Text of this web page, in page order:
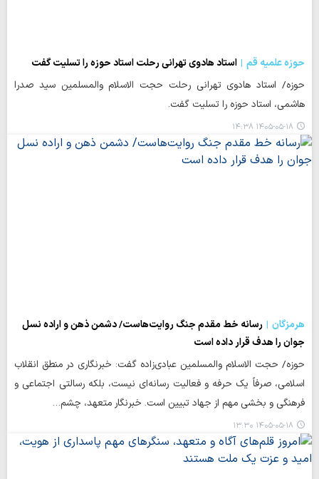
حوزه علمیه قم
استاد هادوی تهرانی رحلت استاد حوزه را تسلیت گفت
حوزه/ استاد هادوی تهرانی رحلت حجت الاسلام والمسلمین سید صدرا
هاشمی، استاد حوزه را تسلیت گفت.
۱۴۰۵-۰۵-۱۸ ۱۴:۳۸
هرمزگان
رسانه‌ خط مقدم جنگ روایت‌هاست/ دشمن ذهن و اراده نسل
جوان را هدف قرار داده است
حوزه/ حجت الاسلام والمسلمین عبادی‌زاده گفت: خبرنگاری در منطق انقلاب
اسلامی، صرفاً یک حرفه و فعالیت رسانه‌ای نیست، بلکه رسالتی اجتماعی و
فرهنگی و بخشی مهم از جهاد تبیین است. خبرنگار متعهد، چشم…
۱۴۰۵-۰۵-۱۸ ۱۳:۳۰